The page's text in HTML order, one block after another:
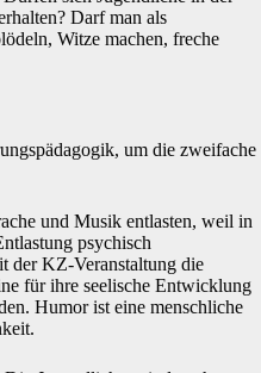
Darf man als
Witze machen, freche
um die zweifache
und Musik entlasten, weil in
psychisch
der KZ-Veranstaltung die
für ihre seelische Entwicklung
Humor ist eine menschliche